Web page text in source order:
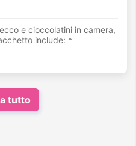
e cioccolatini in camera,
include: *
tutto